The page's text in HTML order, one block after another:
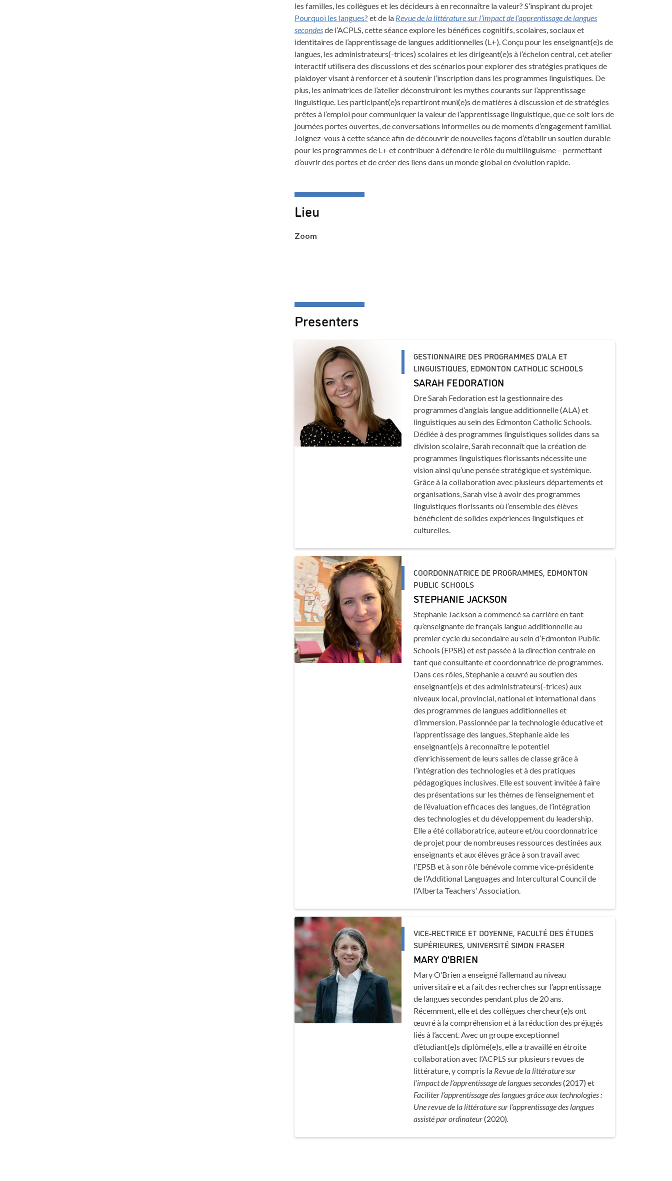
les familles, les collègues et les décideurs à en reconnaître la valeur? S’inspirant du projet
Pourquoi les langues? et de la Revue de la littérature sur l’impact de l’apprentissage de langues
secondesde l’ACPLS, cette séance explore les bénéfices cognitifs, scolaires, sociaux et
identitaires de l’apprentissage de langues additionnelles (L+). Conçu pour les enseignant(e)s de
langues, les administrateurs(-trices) scolaires et les dirigeant(e)s à l’échelon central, cet atelier
interactif utilisera des discussions et des scénarios pour explorer des stratégies pratiques de
plaidoyer visant à renforcer et à soutenir l’inscription dans les programmes linguistiques. De
plus, les animatrices de l’atelier déconstruiront les mythes courants sur l’apprentissage
linguistique. Les participant(e)s repartiront muni(e)s de matières à discussion et de stratégies
prêtes à l’emploi pour communiquer la valeur de l’apprentissage linguistique, que ce soit lors de
journées portes ouvertes, de conversations informelles ou de moments d’engagement familial.
Joignez-vous à cette séance afin de découvrir de nouvelles façons d’établir un soutien durable
pour les programmes de L+ et contribuer à défendre le rôle du multilinguisme – permettant
d’ouvrir des portes et de créer des liens dans un monde global en évolution rapide.
Lieu
Zoom
Presenters
GESTIONNAIRE DES PROGRAMMES D’ALA ET
LINGUISTIQUES, EDMONTON CATHOLIC SCHOOLS
SARAH FEDORATION
Dre Sarah Fedoration est la gestionnaire des
programmes d’anglais langue additionnelle (ALA) et
linguistiques au sein des Edmonton Catholic Schools.
Dédiée à des programmes linguistiques solides dans sa
division scolaire, Sarah reconnaît que la création de
programmes linguistiques florissants nécessite une
vision ainsi qu’une pensée stratégique et systémique.
Grâce à la collaboration avec plusieurs départements et
organisations, Sarah vise à avoir des programmes
linguistiques florissants où l’ensemble des élèves
bénéficient de solides expériences linguistiques et
culturelles.
COORDONNATRICE DE PROGRAMMES, EDMONTON
PUBLIC SCHOOLS
STEPHANIE JACKSON
Stephanie Jackson a commencé sa carrière en tant
qu’enseignante de français langue additionnelle au
premier cycle du secondaire au sein d’Edmonton Public
Schools (EPSB) et est passée à la direction centrale en
tant que consultante et coordonnatrice de programmes.
Dans ces rôles, Stephanie a œuvré au soutien des
enseignant(e)s et des administrateurs(-trices) aux
niveaux local, provincial, national et international dans
des programmes de langues additionnelles et
d’immersion. Passionnée par la technologie éducative et
l’apprentissage des langues, Stephanie aide les
enseignant(e)s à reconnaître le potentiel
d’enrichissement de leurs salles de classe grâce à
l’intégration des technologies et à des pratiques
pédagogiques inclusives. Elle est souvent invitée à faire
des présentations sur les thèmes de l’enseignement et
de l’évaluation efficaces des langues, de l’intégration
des technologies et du développement du leadership.
Elle a été collaboratrice, auteure et/ou coordonnatrice
de projet pour de nombreuses ressources destinées aux
enseignants et aux élèves grâce à son travail avec
l’EPSB et à son rôle bénévole comme vice-présidente
de l’Additional Languages and Intercultural Council de
l’Alberta Teachers’ Association.
VICE-RECTRICE ET DOYENNE, FACULTÉ DES ÉTUDES
SUPÉRIEURES, UNIVERSITÉ SIMON FRASER
MARY O’BRIEN
Mary O’Brien a enseigné l’allemand au niveau
universitaire et a fait des recherches sur l’apprentissage
de langues secondes pendant plus de 20 ans.
Récemment, elle et des collègues chercheur(e)s ont
œuvré à la compréhension et à la réduction des préjugés
liés à l’accent. Avec un groupe exceptionnel
d’étudiant(e)s diplômé(e)s, elle a travaillé en étroite
collaboration avec l’ACPLS sur plusieurs revues de
littérature, y compris la Revue de la littérature sur
l’impact de l’apprentissage de langues secondes(2017) et
Faciliter l’apprentissage des langues grâce aux technologies :
Une revue de la littérature sur l’apprentissage des langues
assisté par ordinateur(2020)